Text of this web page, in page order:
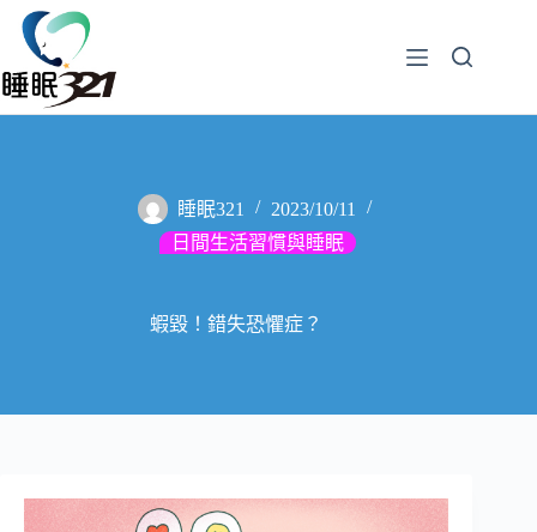
睡眠321
2023/10/11
日間生活習慣與睡眠
蝦毀！錯失恐懼症？